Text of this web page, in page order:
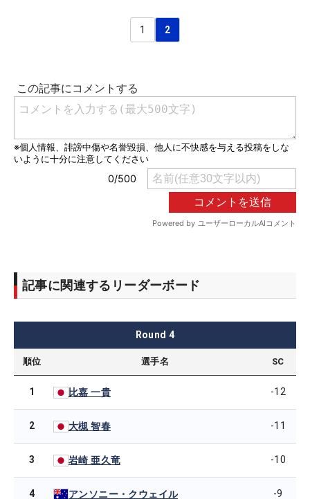
1 2
記事に関連するリーダーボード
Round 4
順位 選手名 SC
1 比嘉 一貴 -12
2 大槻 智春 -11
3 岩崎 亜久竜 -10
4 アンソニー・クウェイル -9